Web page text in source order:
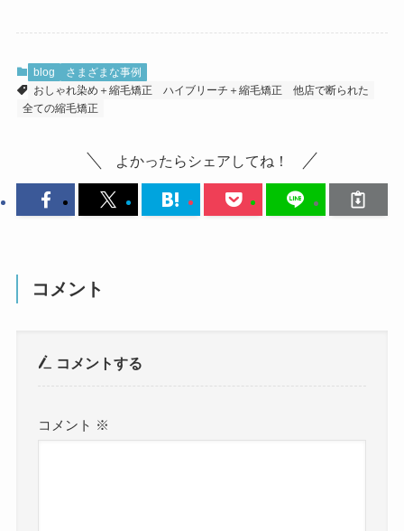
blog
さまざまな事例
おしゃれ染め＋縮毛矯正
ハイブリーチ＋縮毛矯正
他店で断られた
全ての縮毛矯正
よかったらシェアしてね！
コメント
コメントする
コメント ※